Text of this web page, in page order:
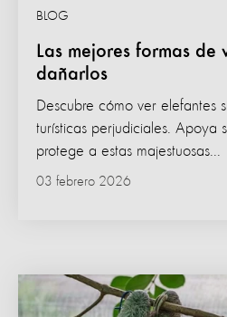
Las mejores formas de
dañarlos
BLOG
03 febrero 2026
Descubre cómo ver elefantes
turísticas perjudiciales. Apoya
protege a estas majestuosas...